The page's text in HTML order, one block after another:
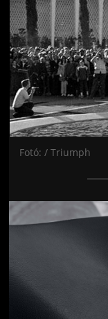
Fotó: / Triumph